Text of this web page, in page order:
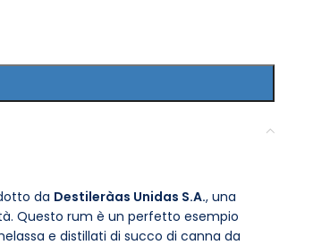
da Destilerà­as Unidas S.A., una
Questo rum è un perfetto esempio
e distillati di succo di canna da